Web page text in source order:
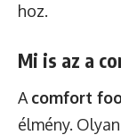
hoz.
Mi is az a
A comfort
élmény.